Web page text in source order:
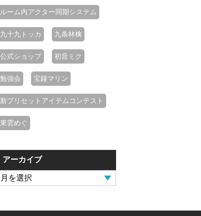
ルーム内アクター同期システム
九十九トッカ 九条林檎
公式ショップ 初音ミク
勉強会 宝鐘マリン
新プリセットアイテムコンテスト
東雲めぐ
アーカイブ